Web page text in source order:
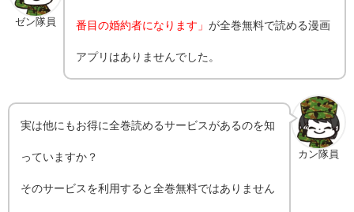
ゼン隊員 番目の婚約者になります」が全巻無料で読める漫画
アプリはありませんでした。
カン隊員
実は他にもお得に全巻読めるサービスがあるのを知
っていますか？
そのサービスを利用すると全巻無料ではありません